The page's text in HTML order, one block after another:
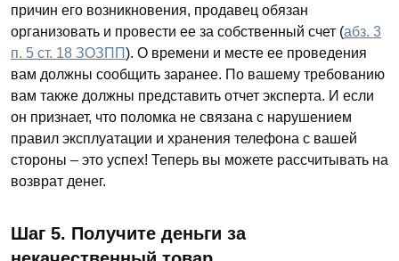
причин его возникновения, продавец обязан
организовать и провести ее за собственный счет (абз. 3
п. 5 ст. 18 ЗОЗПП). О времени и месте ее проведения
вам должны сообщить заранее. По вашему требованию
вам также должны представить отчет эксперта. И если
он признает, что поломка не связана с нарушением
правил эксплуатации и хранения телефона с вашей
стороны – это успех! Теперь вы можете рассчитывать на
возврат денег.
Шаг 5. Получите деньги за